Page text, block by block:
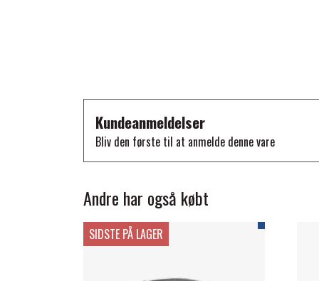
ZILCO
QHP -BRANDS OF Q
PREMIER EQUINE INSEKTBESKYTTELSE
Kundeanmeldelser
Bliv den første til at anmelde denne vare
Andre har også købt
SIDSTE PÅ LAGER